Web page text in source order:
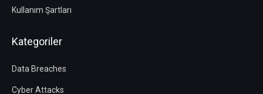
Kullanım Şartları
Kategoriler
Data Breaches
Cyber Attacks